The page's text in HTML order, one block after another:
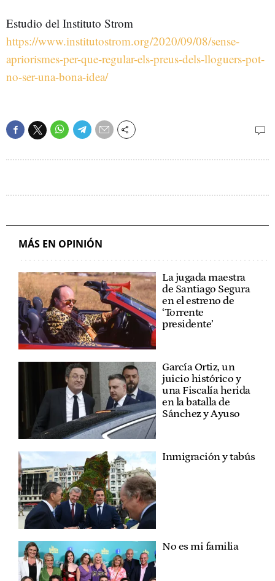
Estudio del Instituto Strom
https://www.institutostrom.org/2020/09/08/sense-
apriorismes-per-que-regular-els-preus-dels-lloguers-pot-
no-ser-una-bona-idea/
MÁS EN OPINIÓN
La jugada maestra
de Santiago Segura
en el estreno de
‘Torrente
presidente’
García Ortiz, un
juicio histórico y
una Fiscalía herida
en la batalla de
Sánchez y Ayuso
Inmigración y tabús
No es mi familia